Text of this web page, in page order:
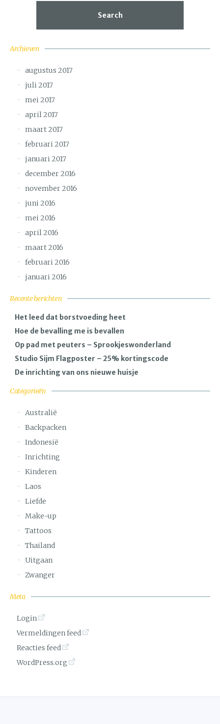
Search
Archieven
augustus 2017
juli 2017
mei 2017
april 2017
maart 2017
februari 2017
januari 2017
december 2016
november 2016
juni 2016
mei 2016
april 2016
maart 2016
februari 2016
januari 2016
Recente berichten
Het leed dat borstvoeding heet
Hoe de bevalling me is bevallen
Op pad met peuters – Sprookjeswonderland
Studio Sijm Flagposter – 25% kortingscode
De inrichting van ons nieuwe huisje
Categorieën
Australië
Backpacken
Indonesië
Inrichting
Kinderen
Laos
Liefde
Make-up
Tattoos
Thailand
Uitgaan
Zwanger
Meta
Login
Vermeldingen feed
Reacties feed
WordPress.org